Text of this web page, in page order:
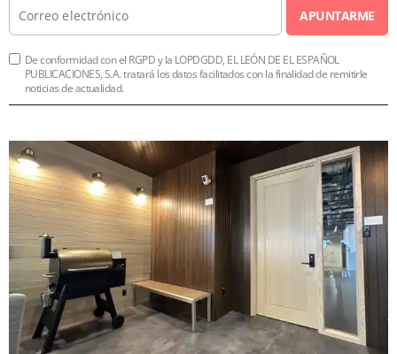
APUNTARME
De conformidad con el RGPD y la LOPDGDD, EL LEÓN DE EL ESPAÑOL
PUBLICACIONES, S.A. tratará los datos facilitados con la finalidad de remitirle
noticias de actualidad.